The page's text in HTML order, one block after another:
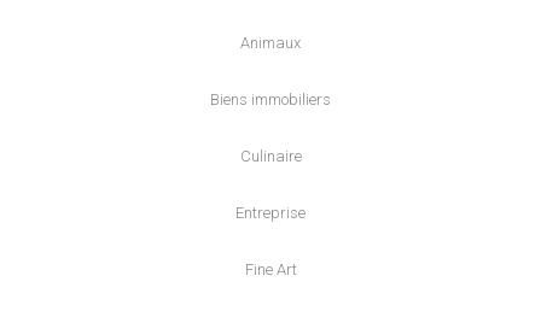
Animaux
Biens immobiliers
Culinaire
Entreprise
Fine Art